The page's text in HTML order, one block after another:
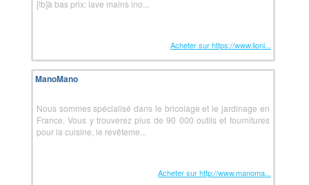
[!b]à bas prix: lave mains ino...
Acheter sur https://www.lioni...
ManoMano
Nous sommes spécialisé dans le bricolage et le jardinage en
France. Vous y trouverez plus de 90 000 outils et fournitures
pour la cuisine, le revêteme...
Acheter sur http://www.manoma...